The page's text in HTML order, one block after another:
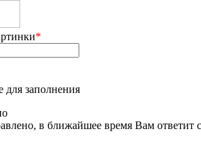
*
для заполнения
в ближайшее время Вам ответит